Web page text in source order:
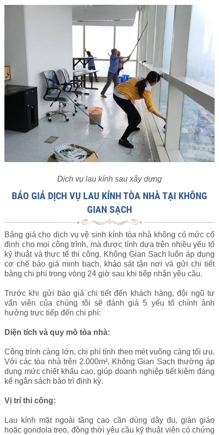
Dịch vụ lau kính sau xây dựng
BÁO GIÁ DỊCH VỤ LAU KÍNH TÒA NHÀ TẠI KHÔNG
GIAN SẠCH
Bảng giá cho dịch vụ vệ sinh kính tòa nhà không có mức cố
định cho mọi công trình, mà được tính dựa trên nhiều yếu tố
kỹ thuật và thực tế thi công. Không Gian Sạch luôn áp dụng
cơ chế báo giá minh bạch, khảo sát tận nơi và gửi chi tiết
bảng chi phí trong vòng 24 giờ sau khi tiếp nhận yêu cầu.
Trước khi gửi báo giá chi tiết đến khách hàng, đội ngũ tư
vấn viên của chúng tôi sẽ đánh giá 5 yếu tố chính ảnh
hưởng trực tiếp đến chi phí:
Diện tích và quy mô tòa nhà:
Công trình càng lớn, chi phí tính theo mét vuông càng tối ưu.
Với các tòa nhà trên 2.000m², Không Gian Sạch thường áp
dụng mức chiết khấu cao, giúp doanh nghiệp tiết kiệm đáng
kể ngân sách bảo trì định kỳ.
Vị trí thi công:
Lau kính mặt ngoài tầng cao cần dùng dây đu, giàn giáo
hoặc gondola treo, đồng thời yêu cầu kỹ thuật viên có chứng